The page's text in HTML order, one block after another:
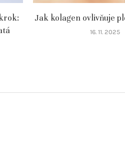
Jak kolagen ovlivňuje
16. 11. 2025